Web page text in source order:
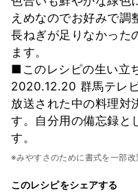
えめなのでお好みで
長ねぎが足りなかった
ます。
■このレシピの生い立
2020.12.20 群馬テレ
放送された中の料理対
す。自分用の備忘録と
す。
※みやすさのために書式を一部改
このレシピをシェアする